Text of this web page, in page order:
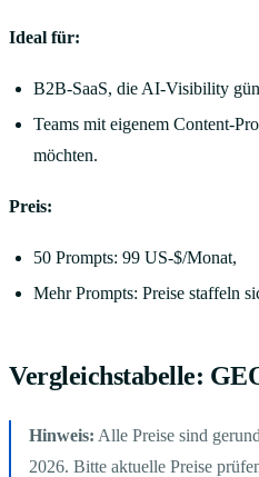
Ideal für:
B2B-SaaS, die AI-Visibility
Teams mit eigenem Content-
möchten.
Preis:
50 Prompts: 99 US-$/Monat,
Mehr Prompts: Preise staffeln
Vergleichstabelle:
Hinweis: Alle Preise sind
2026. Bitte aktuelle Preise